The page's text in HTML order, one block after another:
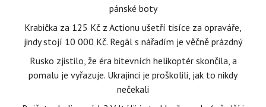
pánské boty
Krabička za 125 Kč z Actionu ušetří tisíce za opraváře,
jindy stojí 10 000 Kč. Regál s nářadím je věčně prázdný
Rusko zjistilo, že éra bitevních helikoptér skončila, a
pomalu je vyřazuje. Ukrajinci je proškolili, jak to nikdy
nečekali